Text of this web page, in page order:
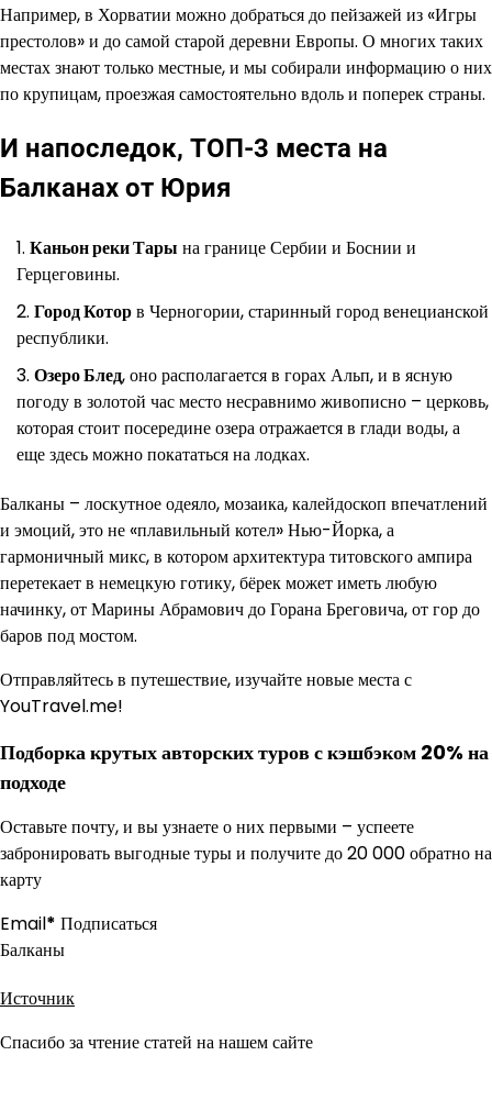
Например, в Хорватии можно добраться до пейзажей из «Игры
престолов» и до самой старой деревни Европы. О многих таких
местах знают только местные, и мы собирали информацию о них
по крупицам, проезжая самостоятельно вдоль и поперек страны.
И напоследок, ТОП-3 места на
Балканах от Юрия
Каньон реки Тары на границе Сербии и Боснии и
Герцеговины.
Город Которв Черногории, старинный город венецианской
республики.
Озеро Блед, оно располагается в горах Альп, и в ясную
погоду в золотой час место несравнимо живописно – церковь,
которая стоит посередине озера отражается в глади воды, а
еще здесь можно покататься на лодках.
Балканы – лоскутное одеяло, мозаика, калейдоскоп впечатлений
и эмоций, это не «плавильный котел» Нью-Йорка, а
гармоничный микс, в котором архитектура титовского ампира
перетекает в немецкую готику, бёрек может иметь любую
начинку, от Марины Абрамович до Горана Бреговича, от гор до
баров под мостом.
Отправляйтесь в путешествие, изучайте новые места с
YouTravel.me!
Подборка крутых авторских туров с кэшбэком 20% на
подходе
Оставьте почту, и вы узнаете о них первыми – успеете
забронировать выгодные туры и получите до 20 000 обратно на
карту
Email* Подписаться
Балканы
Источник
Спасибо за чтение статей на нашем сайте